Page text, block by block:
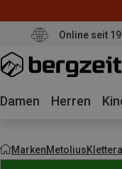
Online seit
Damen Herren
MarkenMetolius